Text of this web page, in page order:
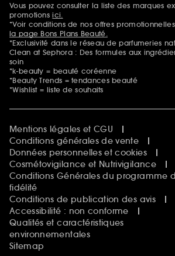
Mentions additionnelles
Vous pouvez consulter la liste des marques
promotionsici.
*Voir conditions de nos offres
la page Bons Plans Beauté.
*Exclusivité dans le réseau de parfumeries
Clean at Sephora : Des formules aux
soin
*k-beauty = beauté coréenne
*Beauty Trends = tendances beauté
*Wishlist = liste de souhaits
Mentions légales et CGU
Conditions générales de vente
Données personnelles et cookies
Cosmétovigilance et Nutrivigilance
Conditions Générales du programme
fidélité
Conditions de publication des avis
Accessibilité : non conforme
Qualités et caractéristiques
environnementales
Sitemap